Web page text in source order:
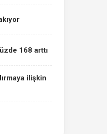
168 arttı
ilişkin